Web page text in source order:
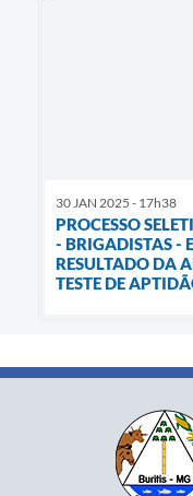
30 JAN 2025 - 17h38
PROCESSO
- BRIGADISTAS -
RESULTADO DA
TESTE DE